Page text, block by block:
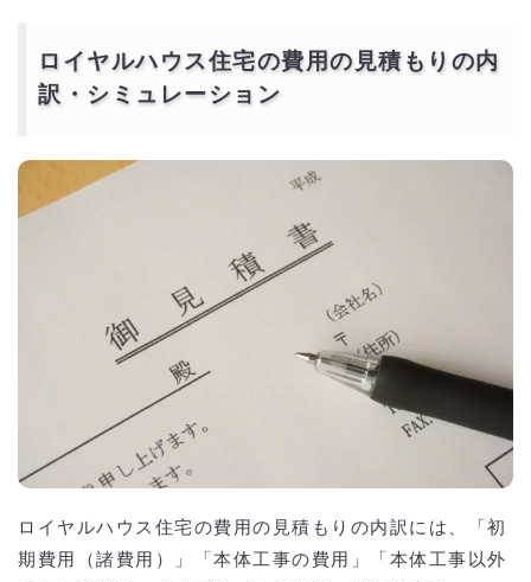
ロイヤルハウス住宅の費用の見積もりの内
訳・シミュレーション
ロイヤルハウス住宅の費用の見積もりの内訳には、「初
期費用（諸費用）」「本体工事の費用」「本体工事以外